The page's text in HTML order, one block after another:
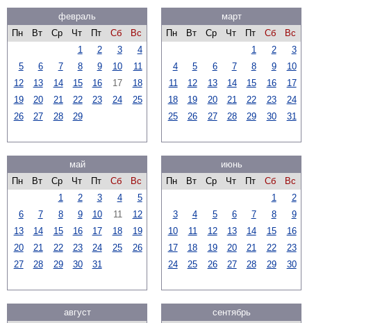
февраль
Пн
Вт Ср Чт Пт Сб
Вс
1
2 3
4
5
6 7 8 9 10
11
12
13 14 15 16 17
18
19
20 21 22 23 24
25
26
27 28 29
март
Пн
Вт Ср Чт Пт Сб
Вс
1
2
3
4
5 6 7 8 9
10
11
12 13 14 15 16
17
18
19 20 21 22 23
24
25
26 27 28 29 30 31
май
Пн
Вт Ср Чт Пт Сб
Вс
1
2 3 4
5
6
7 8 9 10 11
12
13
14 15 16 17 18
19
20
21 22 23 24 25
26
27
28 29 30 31
июнь
Пн
Вт Ср Чт Пт Сб
Вс
1
2
3
4 5 6 7 8
9
10
11 12 13 14 15
16
17
18 19 20 21 22
23
24
25 26 27 28 29 30
август
сентябрь